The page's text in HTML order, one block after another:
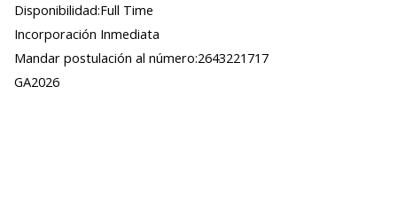
Disponibilidad:Full Time
Incorporación Inmediata
Mandar postulación al número:2643221717
GA2026